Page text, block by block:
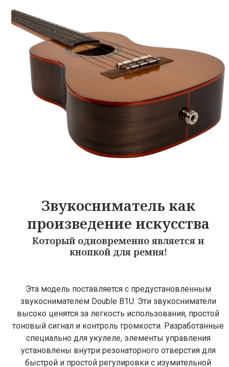
Звукосниматель как
произведение искусства
Который одновременно является и
кнопкой для ремня!
Эта модель поставляется с предустановленным
звукоснимателем Double B1U. Эти звукосниматели
высоко ценятся за легкость использования, простой
тоновый сигнал и контроль громкости. Разработанные
специально для укулеле, элементы управления
установлены внутри резонаторного отверстия для
быстрой и простой регулировки с изумительной